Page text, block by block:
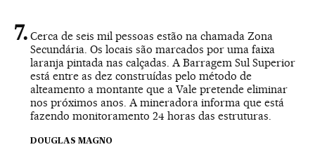
Cerca de seis mil pessoas estão na chamada Zona
Secundária. Os locais são marcados por uma faixa
laranja pintada nas calçadas. A Barragem Sul Superior
está entre as dez construídas pelo método de
alteamento a montante que a Vale pretende eliminar
nos próximos anos. A mineradora informa que está
fazendo monitoramento 24 horas das estruturas.
DOUGLAS MAGNO